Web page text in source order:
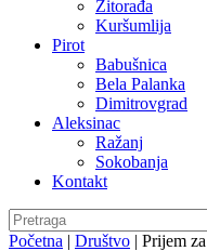
Žitorađa
Kuršumlija
Pirot
Babušnica
Bela Palanka
Dimitrovgrad
Aleksinac
Ražanj
Sokobanja
Kontakt
Početna | Društvo | Prijem